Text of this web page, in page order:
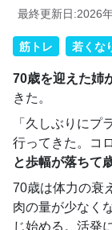
最終更新日:2026
筋トレ 若くな
70歳を迎えた姉
きた。
「久しぶりにプ
行ってきた。コ
と歩幅が落ちて
70歳は体力の衰
肉の量が少なく
じ始める。活発